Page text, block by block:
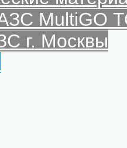
MultiGO
г. Москвы